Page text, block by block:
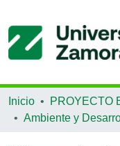
Inicio
Ambiente y